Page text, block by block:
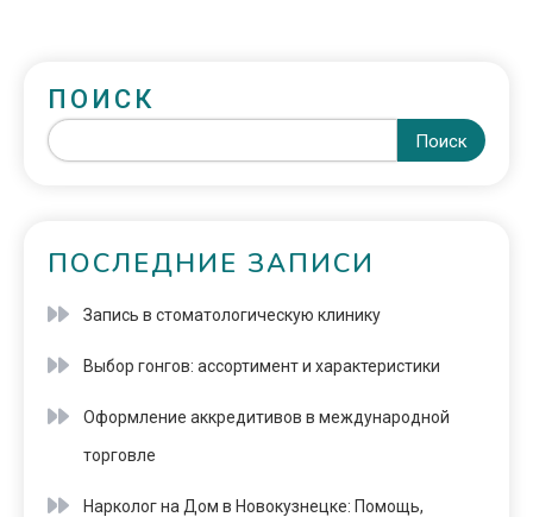
ПОИСК
Поиск
ПОСЛЕДНИЕ ЗАПИСИ
Запись в стоматологическую клинику
Выбор гонгов: ассортимент и характеристики
Оформление аккредитивов в международной
торговле
Нарколог на Дом в Новокузнецке: Помощь,